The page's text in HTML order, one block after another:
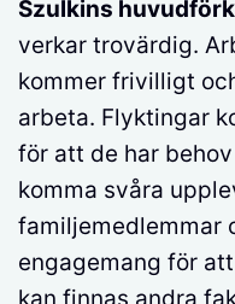
Szulkins
verkar trovärdig.
kommer frivilligt
arbeta. Flyktingar
för att de har
komma svåra
familjemedlemmar
engagemang för
kan finnas andra